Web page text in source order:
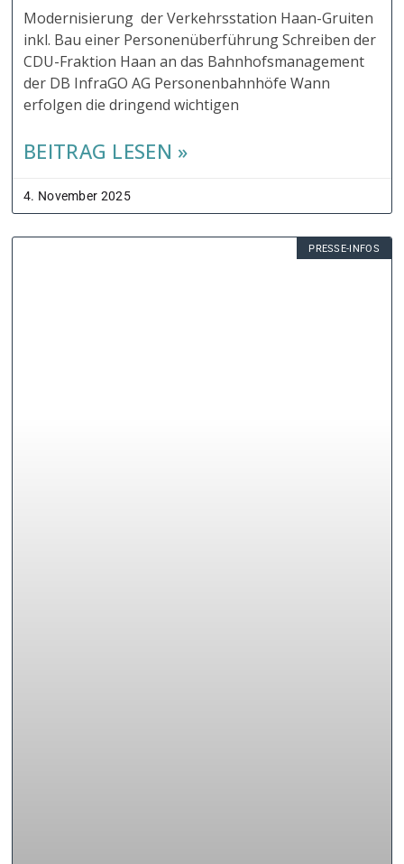
Modernisierung der Verkehrsstation Haan-Gruiten
inkl. Bau einer Personenüberführung Schreiben der
CDU-Fraktion Haan an das Bahnhofsmanagement
der DB InfraGO AG Personenbahnhöfe Wann
erfolgen die dringend wichtigen
BEITRAG LESEN »
4. November 2025
PRESSE-INFOS